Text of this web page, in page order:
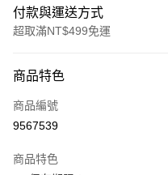
付款與運送方式
超取滿NT$499免運
信用卡一次付款
超商取貨付款
商品特色
商品編號
9567539
商品特色